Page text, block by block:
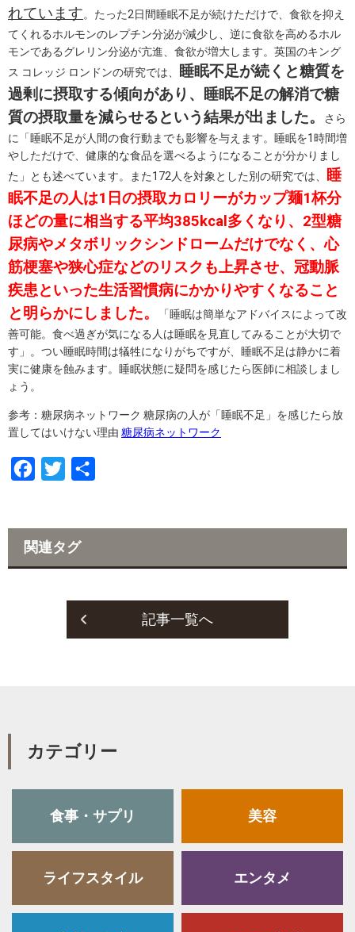
れています。たった2日間睡眠不足が続けただけで、食欲を抑え
てくれるホルモンのレプチン分泌が減少し、逆に食欲を高めるホル
モンであるグレリン分泌が亢進、食欲が増大します。英国のキング
ス コレッジ ロンドンの研究では、
睡眠不足が続くと糖質を
過剰に摂取する傾向があり、睡眠不足の解消で糖
質の摂取量を減らせるという結果が出ました。
さら
に「睡眠不足が人間の食行動までも影響を与えます。睡眠を1時間増
やしただけで、健康的な食品を選べるようになることが分かりまし
た」とも述べています。また172人を対象とした別の研究では、
睡
眠不足の人は1日の摂取カロリーがカップ麺1杯分
ほどの量に相当する平均385kcal多くなり、2型糖
尿病やメタボリックシンドロームだけでなく、心
筋梗塞や狭心症などのリスクも上昇させ、冠動脈
疾患といった生活習慣病にかかりやすくなること
と明らかにしました。
「睡眠は簡単なアドバイスによって改
善可能。食べ過ぎが気になる人は睡眠を見直してみることが大切で
す」。つい睡眠時間は犠牲になりがちですが、睡眠不足は静かに着
実に健康を蝕みます。睡眠状態に疑問を感じたら医師に相談しまし
ょう。
参考：糖尿病ネットワーク 糖尿病の人が「睡眠不足」を感じたら放
置してはいけない理由 糖尿病ネットワーク
e
b
t
関連タグ
記事一覧へ
カテゴリー
食事・サプリ 美容
ライフスタイル エンタメ